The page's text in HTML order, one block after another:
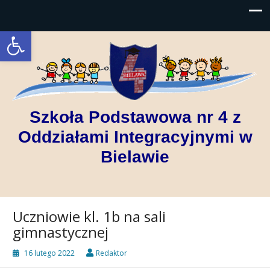
Open toolbar
Szkoła Podstawowa nr 4 z
Oddziałami Integracyjnymi w
Bielawie
Uczniowie kl. 1b na sali
gimnastycznej
16 lutego 2022 Redaktor